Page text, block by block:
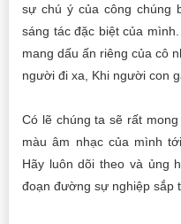
sự chú ý của công chúng
sáng tác đặc biệt của
mang dấu ấn riêng của cô
người đi xa, Khi người con
Có lẽ chúng ta sẽ rất
màu âm nhạc của mình
Hãy luôn dõi theo và ủng
đoạn đường sự nghiệp sắp